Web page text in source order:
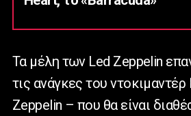
Τα μέλη των Led Zeppelin
τις ανάγκες του ντοκιμαντέρ
Zeppelin – που θα είναι